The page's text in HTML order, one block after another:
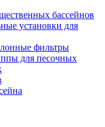
бассейнов
установки для
фильтры
для песочных